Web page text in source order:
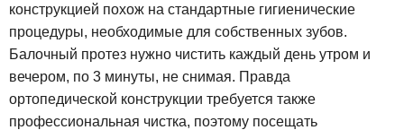
конструкцией похож на стандартные гигиенические
процедуры, необходимые для собственных зубов.
Балочный протез нужно чистить каждый день утром и
вечером, по 3 минуты, не снимая. Правда
ортопедической конструкции требуется также
профессиональная чистка, поэтому посещать